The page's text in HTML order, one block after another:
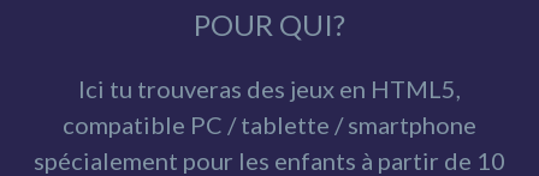
POUR QUI?
Ici tu trouveras des jeux en HTML5,
compatible PC / tablette / smartphone
spécialement pour les enfants à partir de 10